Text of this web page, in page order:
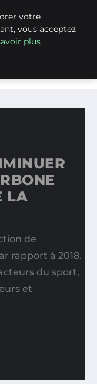
CARBONE
LA
de
rapport à 2018.
du sport,
et
votre
vous acceptez
plus